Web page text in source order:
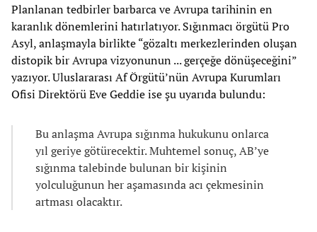
Planlanan tedbirler barbarca ve Avrupa tarihinin en
karanlık dönemlerini hatırlatıyor. Sığınmacı örgütü Pro
Asyl, anlaşmayla birlikte “gözaltı merkezlerinden oluşan
distopik bir Avrupa vizyonunun ... gerçeğe dönüşeceğini”
yazıyor. Uluslararası Af Örgütü’nün Avrupa Kurumları
Ofisi Direktörü Eve Geddie ise şu uyarıda bulundu:
Bu anlaşma Avrupa sığınma hukukunu onlarca
yıl geriye götürecektir. Muhtemel sonuç, AB’ye
sığınma talebinde bulunan bir kişinin
yolculuğunun her aşamasında acı çekmesinin
artması olacaktır.